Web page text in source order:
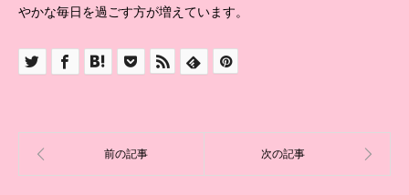
やかな毎日を過ごす方が増えています。